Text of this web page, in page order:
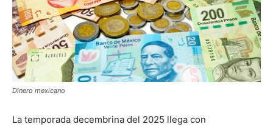
Dinero mexicano
La temporada decembrina del 2025 llega con